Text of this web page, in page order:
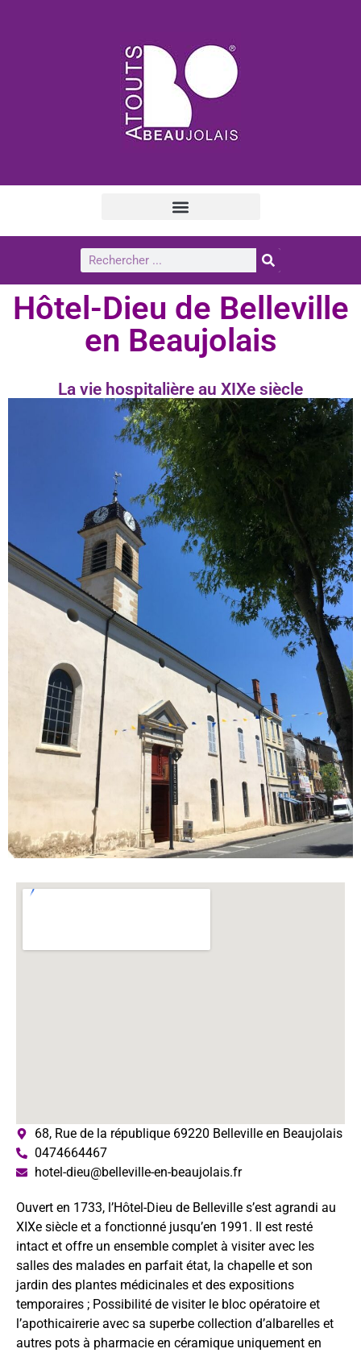
Hôtel-Dieu de Belleville
en Beaujolais
La vie hospitalière au XIXe siècle
68, Rue de la république 69220 Belleville en Beaujolais
0474664467
hotel-dieu@belleville-en-beaujolais.fr
Ouvert en 1733, l’Hôtel-Dieu de Belleville s’est agrandi au
XIXe siècle et a fonctionné jusqu’en 1991. Il est resté
intact et offre un ensemble complet à visiter avec les
salles des malades en parfait état, la chapelle et son
jardin des plantes médicinales et des expositions
temporaires ; Possibilité de visiter le bloc opératoire et
l’apothicairerie avec sa superbe collection d’albarelles et
autres pots à pharmacie en céramique uniquement en